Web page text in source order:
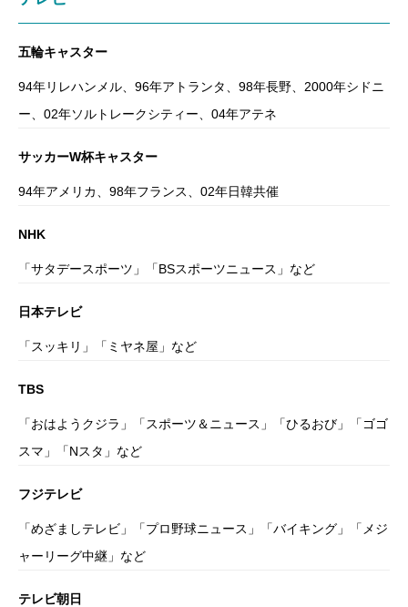
五輪キャスター
94年リレハンメル、96年アトランタ、98年長野、2000年シドニ
ー、02年ソルトレークシティー、04年アテネ
サッカーW杯キャスター
94年アメリカ、98年フランス、02年日韓共催
NHK
「サタデースポーツ」「BSスポーツニュース」など
日本テレビ
「スッキリ」「ミヤネ屋」など
TBS
「おはようクジラ」「スポーツ＆ニュース」「ひるおび」「ゴゴ
スマ」「Nスタ」など
フジテレビ
「めざましテレビ」「プロ野球ニュース」「バイキング」「メジ
ャーリーグ中継」など
テレビ朝日